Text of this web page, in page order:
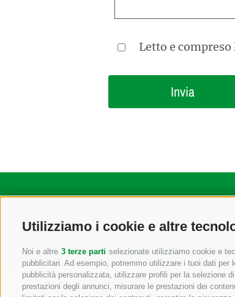
Utilizziamo i cookie e altre
Noi e altre 3 terze parti selezionate utilizziamo cookie e
pubblicitari. Ad esempio, potremmo utilizzare i tuoi dati
pubblicità personalizzata, utilizzare profili per la selezione
prestazioni degli annunci, misurare le prestazioni dei
Letto e compreso
Cerca nel